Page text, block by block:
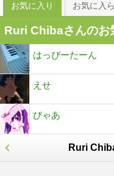
お気に入り お気に入
Ruri Chibaさんのお
はっぴーたーん
えせ
びゃあ
Ruri